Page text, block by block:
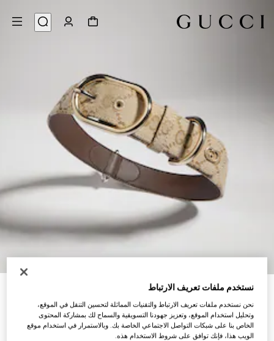
التخصيص بالأحرف الأولى
طوق حيوان أليف كبير الحجم/كبير الحجم للغاية
SAR 1,750
تنويعاتكانفاس GG باللونين الرملي والبني
نستخدم ملفات تعريف الارتباط
نحن نستخدم ملفات تعريف الارتباط والتقنيات المماثلة لتحسين التنقل في الموقع،
وتحليل استخدام الموقع، وتعزيز جهودنا التسويقية والسماح لك بمشاركة المحتوى
الخاص بنا على شبكات التواصل الاجتماعي الخاصة بك. وبالاستمرار في استخدام موقع
الويب هذا، فإنك توافق على شروط الاستخدام هذه.